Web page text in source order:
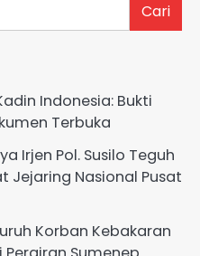
Cari
Indonesia: Bukti
Terbuka
Irjen Pol. Susilo Teguh
Jejaring Nasional Pusat
Korban Kebakaran